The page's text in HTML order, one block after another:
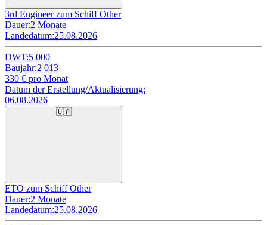
3rd Engineer zum Schiff Other
Dauer:2 Monate
Landedatum:25.08.2026
DWT:5 000
Baujahr:2 013
330 € pro Monat
Datum der Erstellung/Aktualisierung:
06.08.2026
🇺🇦
ETO zum Schiff Other
Dauer:2 Monate
Landedatum:25.08.2026